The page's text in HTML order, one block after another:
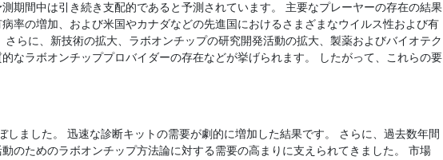
期間中は引き続き支配的であると予測されています。 主要なプレーヤーの存在の結果
率の増加、および米国やカナダなどの先進国におけるさまざまなウイルス性および有
らに、新技術の拡大、ラボオンチップの研究開発活動の拡大、製薬およびバイオテク
なラボオンチッププロバイダーの存在などが挙げられます。 したがって、これらの要
しました。 迅速な診断キットの需要が劇的に増加した結果です。 さらに、過去数年間
のためのラボオンチップ方法論に対する需要の高まりに支えられてきました。 市場